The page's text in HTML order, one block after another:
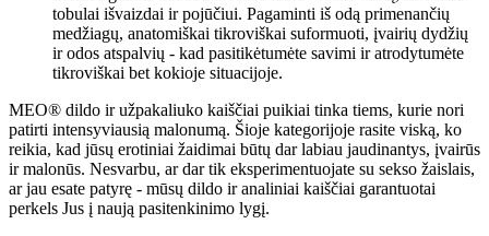
tobulai išvaizdai ir pojūčiui. Pagaminti iš odą primenančių
medžiagų, anatomiškai tikroviškai suformuoti, įvairių dydžių
ir odos atspalvių - kad pasitikėtumėte savimi ir atrodytumėte
tikroviškai bet kokioje situacijoje.
MEO® dildo ir užpakaliuko kaiščiai puikiai tinka tiems, kurie nori
patirti intensyviausią malonumą. Šioje kategorijoje rasite viską, ko
reikia, kad jūsų erotiniai žaidimai būtų dar labiau jaudinantys, įvairūs
ir malonūs. Nesvarbu, ar dar tik eksperimentuojate su sekso žaislais,
ar jau esate patyrę - mūsų dildo ir analiniai kaiščiai garantuotai
perkels Jus į naują pasitenkinimo lygį.